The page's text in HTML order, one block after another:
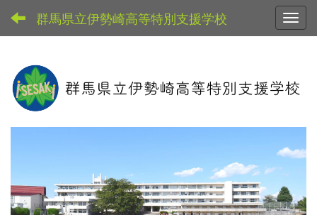
群馬県立伊勢崎高等特別支援学校